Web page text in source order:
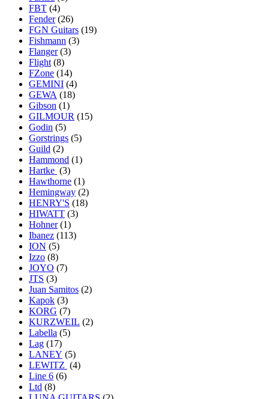
FBT (4)
Fender(26)
FGN Guitars (19)
Fishmann (3)
Flanger(3)
Flight (8)
FZone (14)
GEMINI (4)
GEWA (18)
Gibson (1)
GILMOUR (15)
Godin (5)
Gorstrings (5)
Guild (2)
Hammond (1)
Hartke (3)
Hawthorne (1)
Hemingway (2)
HENRY'S (18)
HIWATT (3)
Hohner(1)
Ibanez (113)
ION (5)
Izzo (8)
JOYO (7)
JTS (3)
Juan Samitos (2)
Kapok (3)
KORG (7)
KURZWEIL (2)
Labella (5)
Lag (17)
LANEY (5)
LEWITZ (4)
Line 6 (6)
Ltd (8)